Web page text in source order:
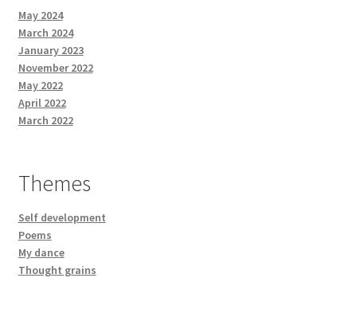
May 2024
March 2024
January 2023
November 2022
May 2022
April 2022
March 2022
Themes
Self development
Poems
My dance
Thought grains